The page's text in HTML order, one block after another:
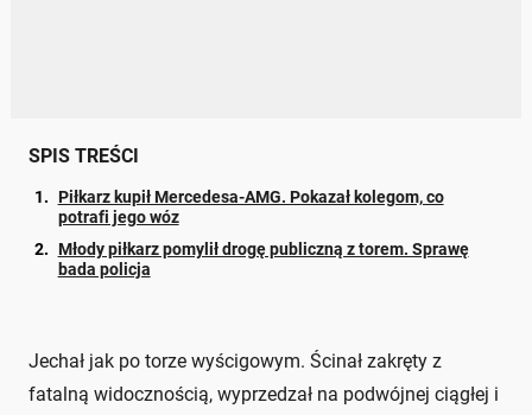
SPIS TREŚCI
Piłkarz kupił Mercedesa-AMG. Pokazał kolegom, co
potrafi jego wóz
Młody piłkarz pomylił drogę publiczną z torem. Sprawę
bada policja
Jechał jak po torze wyścigowym. Ścinał zakręty z
fatalną widocznością, wyprzedzał na podwójnej ciągłej i